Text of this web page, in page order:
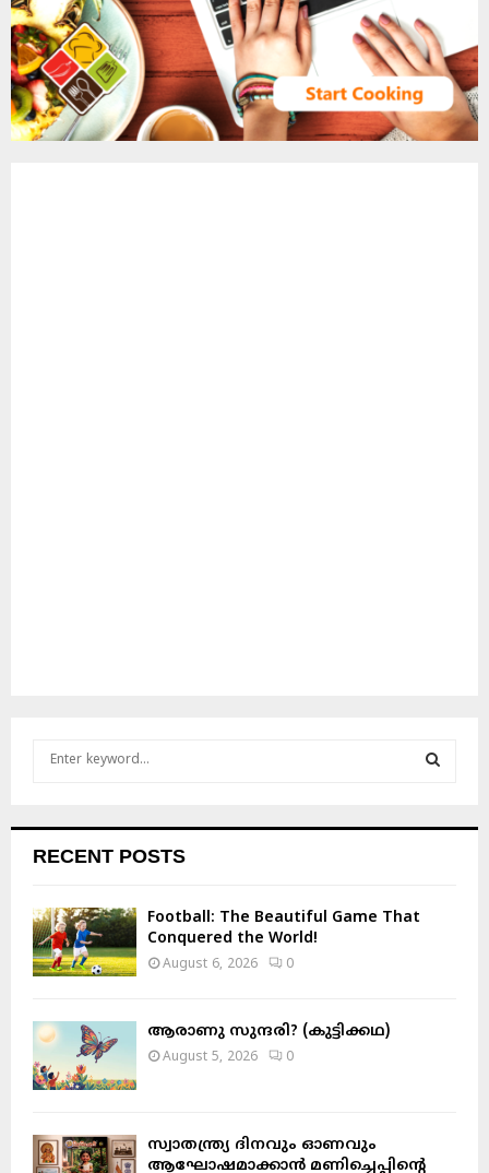
h
o
r
:
RECENT POSTS
Football: The Beautiful Game That
Conquered the World!
August 6, 2026 0
ആരാണു സുന്ദരി? (കുട്ടിക്കഥ)
August 5, 2026 0
സ്വാതന്ത്ര്യ ദിനവും ഓണവും
ആഘോഷമാക്കാൻ മണിച്ചെപ്പിന്റെ